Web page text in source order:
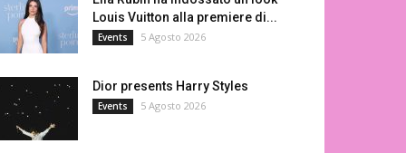
Louis Vuitton alla premiere di...
Events 5 Agosto 2026
Dior presents Harry Styles
Events 5 Agosto 2026